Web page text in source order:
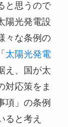
と思うので
陽光発電設
々な条例の
太陽光発電
え、国が太
対応策をま
項」の条例
ると考え